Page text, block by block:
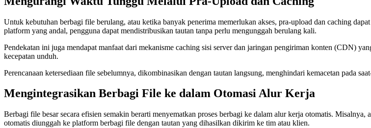
Untuk kebutuhan berbagi file berulang, atau ketika banyak penerima memerlukan akses, pra-upload dan caching
platform yang andal, pengguna dapat mendistribusikan tautan tanpa perlu mengunggah berulang kali.
Pendekatan ini juga mendapat manfaat dari mekanisme caching sisi server dan jaringan pengiriman konten (CDN)
kecepatan unduh.
Perencanaan ketersediaan file sebelumnya, dikombinasikan dengan tautan langsung, menghindari kemacetan pada
Mengintegrasikan Berbagi File ke dalam Otomasi Alur Kerja
Berbagi file besar secara efisien semakin berarti menyematkan proses berbagi ke dalam alur kerja otomatis.
otomatis diunggah ke platform berbagi file dengan tautan yang dihasilkan dikirim ke tim atau klien.